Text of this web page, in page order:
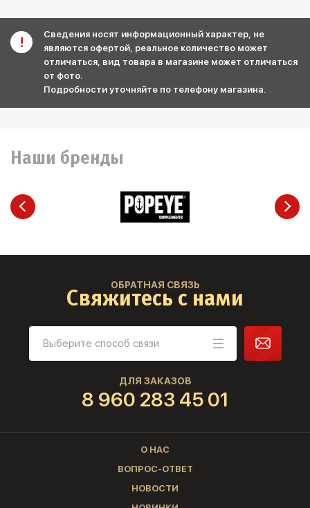
Сведения носят информационный характер, не
являются офертой, реальное количество может
отличаться, вид товара в магазине может отличаться
от фото.
Подробности уточняйте по телефону магазина.
Наши бренды
ОБРАТНАЯ СВЯЗЬ
Свяжитесь с нами
ДЛЯ ЗАКАЗОВ
8 960 283 45 01
О НАС
ВОПРОС-ОТВЕТ
НОВОСТИ